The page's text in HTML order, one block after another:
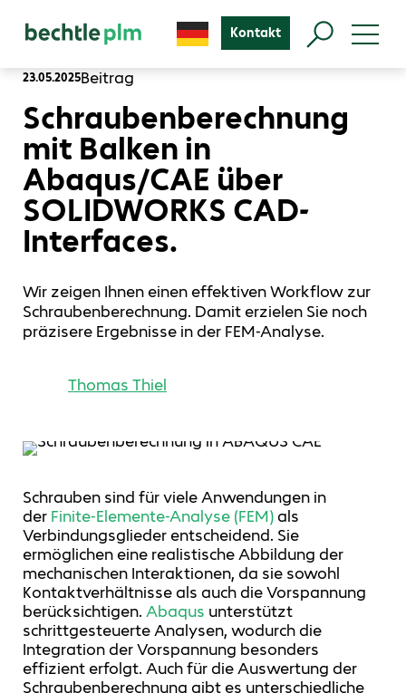
Kontakt
23.05.2025Beitrag
Schraubenberechnung
mit Balken in
Abaqus/CAE über
SOLIDWORKS CAD-
Interfaces.
Wir zeigen Ihnen einen effektiven Workflow zur
Schraubenberechnung. Damit erzielen Sie noch
präzisere Ergebnisse in der FEM-Analyse.
Thomas Thiel
Schrauben sind für viele Anwendungen in
der Finite-Elemente-Analyse (FEM)als
Verbindungsglieder entscheidend. Sie
ermöglichen eine realistische Abbildung der
mechanischen Interaktionen, da sie sowohl
Kontaktverhältnisse als auch die Vorspannung
berücksichtigen. Abaqus unterstützt
schrittgesteuerte Analysen, wodurch die
Integration der Vorspannung besonders
effizient erfolgt. Auch für die Auswertung der
Schraubenberechnung gibt es unterschiedliche